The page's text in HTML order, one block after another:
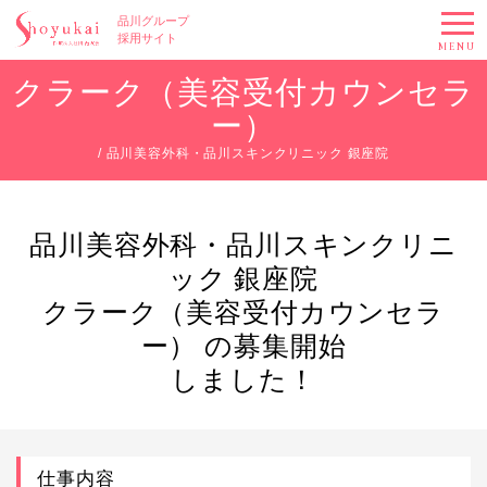
品川グループ
採用サイト
MENU
クラーク（美容受付カウンセラ
ー）
/ 品川美容外科・品川スキンクリニック 銀座院
品川美容外科・品川スキンクリニ
ック 銀座院
クラーク（美容受付カウンセラ
ー） の募集開始
しました！
仕事内容